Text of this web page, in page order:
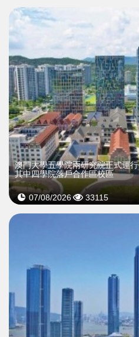
澳門大學五學院兩研究院正式運行
其中四學院落戶合作區校區
07/08/2026 33115